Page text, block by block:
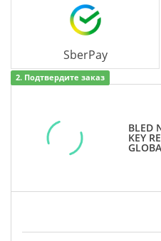
SberPay
2. Подтвердите заказ
BLED
KEY